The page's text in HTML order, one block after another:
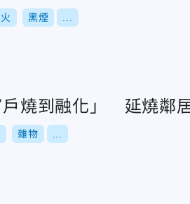
黑煙
戶燒到融化」 延燒鄰
雜物